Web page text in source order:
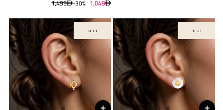
1,499 30%- 1,049
جديد
جديد جديد
جديد